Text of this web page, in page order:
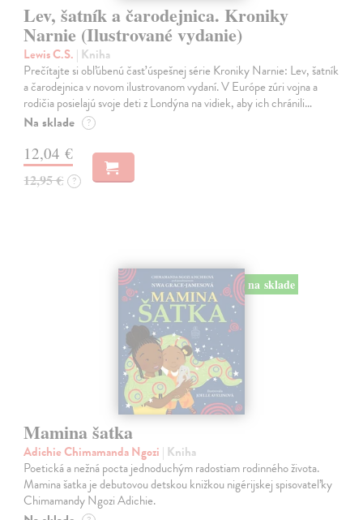
Lev, šatník a čarodejnica. Kroniky
Narnie (Ilustrované vydanie)
Lewis C.S. | Kniha
Prečítajte si obľúbenú časť úspešnej série Kroniky Narnie: Lev, šatník
a čarodejnica v novom ilustrovanom vydaní. V Európe zúri vojna a
rodičia posielajú svoje deti z Londýna na vidiek, aby ich chránili…
Na sklade ?
12,04 €
12,95 € ?
na sklade
Mamina šatka
Adichie Chimamanda Ngozi | Kniha
Poetická a nežná pocta jednoduchým radostiam rodinného života.
Mamina šatka je debutovou detskou knižkou nigérijskej spisovateľky
Chimamandy Ngozi Adichie.